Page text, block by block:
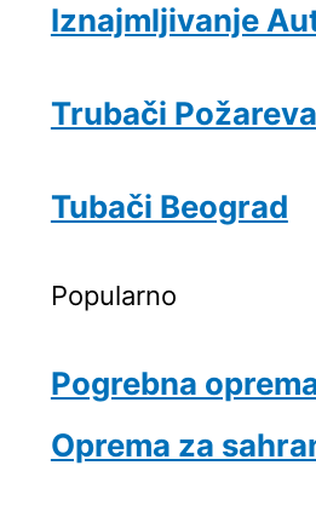
Iznajmljivanje
Trubači
Tubači Beograd
Popularno
Pogrebna
Oprema za